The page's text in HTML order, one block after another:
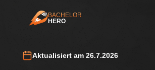
BachelorHero
BACHELOR
HERO
Aktualisiert am 26.7.2026